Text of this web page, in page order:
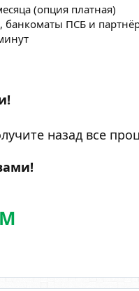
(опция платная)
банкоматы ПСБ и
назад все